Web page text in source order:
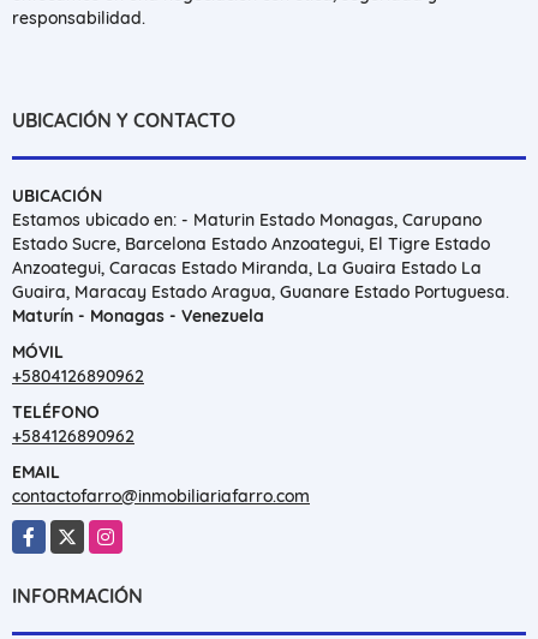
responsabilidad.
UBICACIÓN Y CONTACTO
UBICACIÓN
Estamos ubicado en: - Maturin Estado Monagas, Carupano
Estado Sucre, Barcelona Estado Anzoategui, El Tigre Estado
Anzoategui, Caracas Estado Miranda, La Guaira Estado La
Guaira, Maracay Estado Aragua, Guanare Estado Portuguesa.
Maturín - Monagas - Venezuela
MÓVIL
+5804126890962
TELÉFONO
+584126890962
EMAIL
contactofarro@inmobiliariafarro.com
Facebook
X Instagram
INFORMACIÓN